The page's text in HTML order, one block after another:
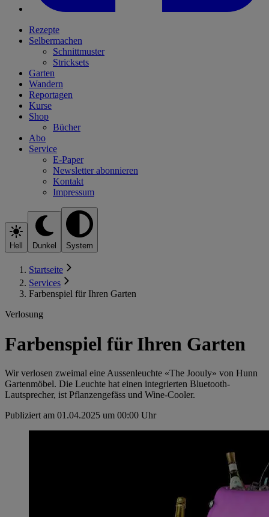
Rezepte
Selbermachen
Schnittmuster
Stricksets
Garten
Wandern
Reportagen
Kurse
Shop
Bücher
Abo
Service
E-Paper
Newsletter abonnieren
Kontakt
Impressum
Hell Dunkel System
Startseite
Services
Farbenspiel für Ihren Garten
Verlosung
Farbenspiel für Ihren Garten
Wir verlosen zweimal eine Aussenleuchte «The Joouly» von Hunn
Gartenmöbel. Die Leuchte hat einen integrierten Bluetooth-
Lautsprecher, ist Pflanzengefäss und Wine-Cooler.
Publiziert am 01.04.2025 um 00:00 Uhr